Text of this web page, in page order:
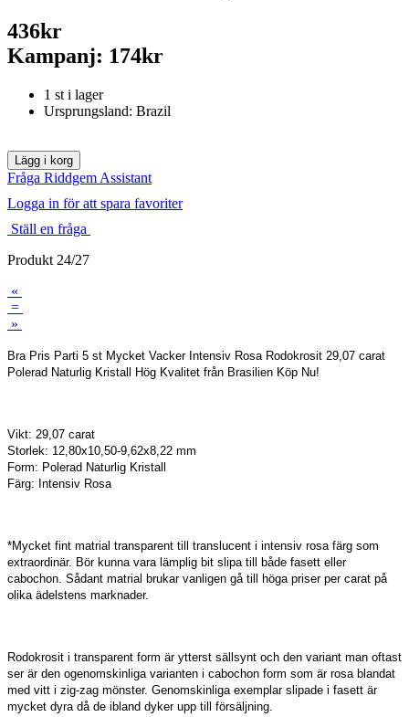
436kr
Kampanj: 174kr
1 st i lager
Ursprungsland: Brazil
Fråga Riddgem Assistant
Logga in för att spara favoriter
Ställ en fråga
Produkt 24/27
«
=
»
Bra Pris Parti 5 st Mycket Vacker Intensiv Rosa Rodokrosit 29,07 carat
Polerad Naturlig Kristall Hög Kvalitet från Brasilien Köp Nu!
Vikt: 29,07 carat
Storlek: 12,80x10,50-9,62x8,22 mm
Form: Polerad Naturlig Kristall
Färg: Intensiv Rosa
*Mycket fint matrial transparent till translucent i intensiv rosa färg som
extraordinär. Bör kunna vara lämplig bit slipa till både fasett eller
cabochon. Sådant matrial brukar vanligen gå till höga priser per carat på
olika ädelstens marknader.
Rodokrosit i transparent form är ytterst sällsynt och den variant man oftast
ser är den ogenomskinliga varianten i cabochon form som är rosa blandat
med vitt i zig-zag mönster. Genomskinliga exemplar slipade i fasett är
mycket dyra då de ibland dyker upp till försäljning.